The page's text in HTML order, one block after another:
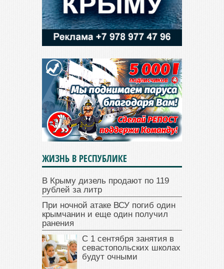
ЖИЗНЬ В РЕСПУБЛИКЕ
В Крыму дизель продают по 119
рублей за литр
При ночной атаке ВСУ погиб один
крымчанин и еще один получил
ранения
С 1 сентября занятия в
севастопольских школах
будут очными